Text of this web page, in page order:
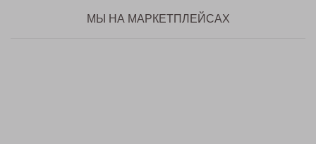
МЫ НА МАРКЕТПЛЕЙСАХ